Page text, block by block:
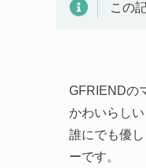
この
GFRIENDの
かわいらし
誰にでも優
ーです。